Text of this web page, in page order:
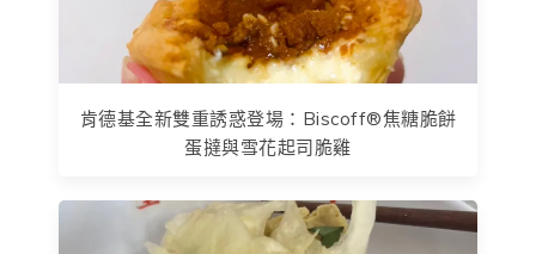
肯德基全新雙重誘惑登場：Biscoff®焦糖脆餅
蛋撻與雪花起司脆雞